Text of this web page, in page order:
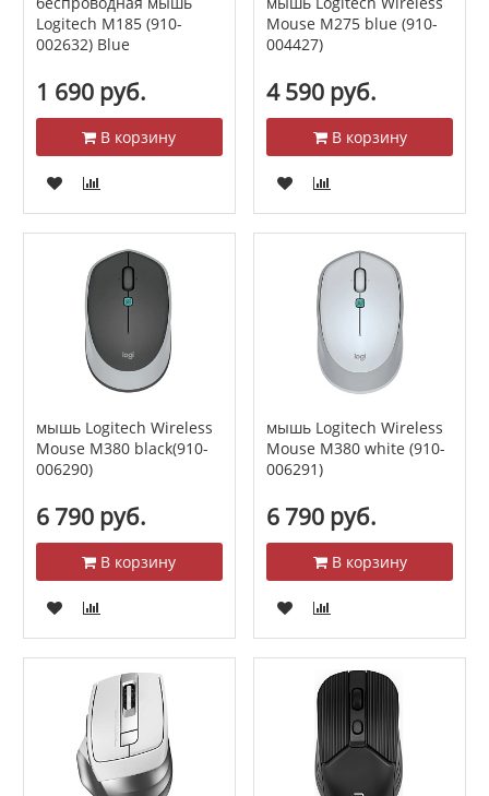
Logitech M185 (910-
002632) Blue
1 690 руб.
В корзину
Mouse M275 blue (910-
004427)
4 590 руб.
В корзину
мышь Logitech Wireless
Mouse M380 black(910-
006290)
6 790 руб.
В корзину
мышь Logitech Wireless
Mouse M380 white (910-
006291)
6 790 руб.
В корзину